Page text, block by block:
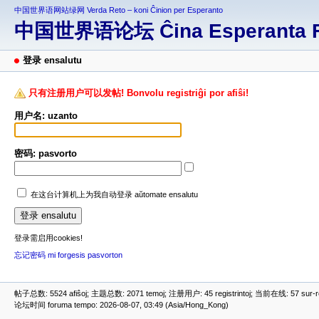
中国世界语网站绿网 Verda Reto – koni Ĉinion per Esperanto
中国世界语论坛 Ĉina Esperanta
登录 ensalutu
只有注册用户可以发帖! Bonvolu registriĝi por afiŝi!
用户名: uzanto
密码: pasvorto
在这台计算机上为我自动登录 aŭtomate ensalutu
登录需启用cookies!
忘记密码 mi forgesis pasvorton
帖子总数: 5524 afiŝoj; 主题总数: 2071 temoj; 注册用户: 45 registrintoj; 当前在线: 57
论坛时间 foruma tempo: 2026-08-07, 03:49 (Asia/Hong_Kong)